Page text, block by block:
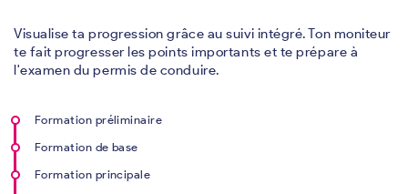
Visualise ta progression grâce au suivi intégré. Ton moniteur
te fait progresser les points importants et te prépare à
l'examen du permis de conduire.
Formation préliminaire
Formation de base
Formation principale